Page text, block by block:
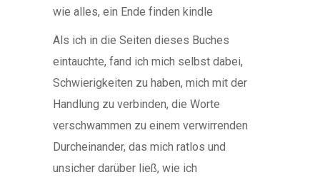
wie alles, ein Ende finden kindle
Als ich in die Seiten dieses Buches
eintauchte, fand ich mich selbst dabei,
Schwierigkeiten zu haben, mich mit der
Handlung zu verbinden, die Worte
verschwammen zu einem verwirrenden
Durcheinander, das mich ratlos und
unsicher darüber ließ, wie ich